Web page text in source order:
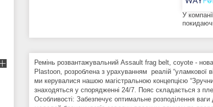
У
Ремінь розвантажувальний Assault frag belt, coyote -
Plastoon, розроблена з урахуванням реалій “уламкової
ми керувалися нашою магістральною концепцією
знаходяться у спорядженні 24/7. Пояс складається з
Особливості: Забезпечує оптимальне розподілення